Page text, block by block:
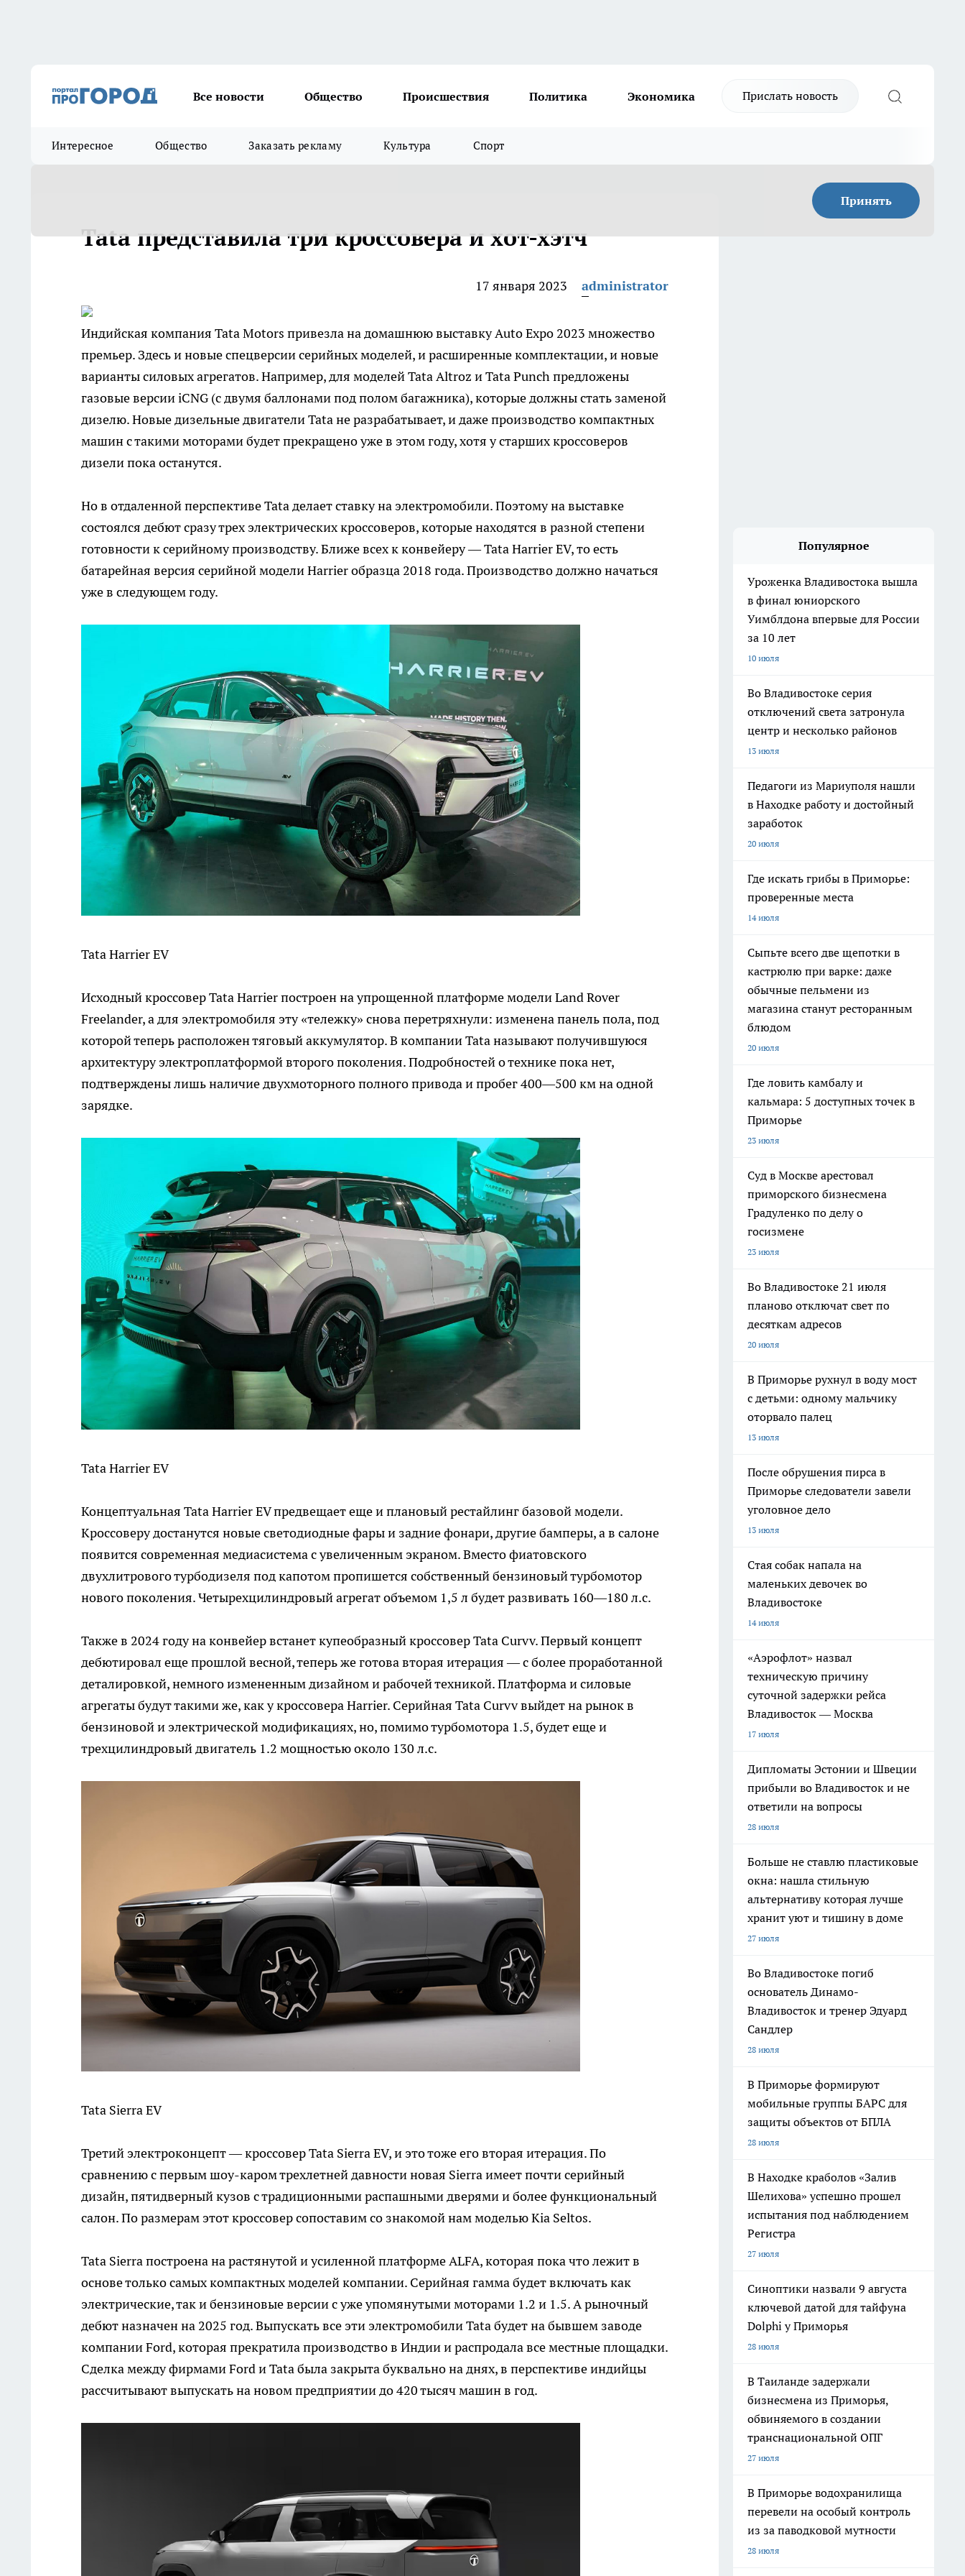
Все новости Общество Происшествия Политика Экономика Прислать новость
Интересное Общество Заказать рекламу Культура Спорт
Принять
Tata представила три кроссовера и хот-хэтч
17 января 2023 administrator
Индийская компания Tata Motors привезла на домашнюю выставку Auto Expo 2023 множество
премьер. Здесь и новые спецверсии серийных моделей, и расширенные комплектации, и новые
варианты силовых агрегатов. Например, для моделей Tata Altroz и Tata Punch предложены
газовые версии iCNG (с двумя баллонами под полом багажника), которые должны стать заменой
дизелю. Новые дизельные двигатели Tata не разрабатывает, и даже производство компактных
машин с такими моторами будет прекращено уже в этом году, хотя у старших кроссоверов
дизели пока останутся.
Но в отдаленной перспективе Tata делает ставку на электромобили. Поэтому на выставке
состоялся дебют сразу трех электрических кроссоверов, которые находятся в разной степени
готовности к серийному производству. Ближе всех к конвейеру — Tata Harrier EV, то есть
батарейная версия серийной модели Harrier образца 2018 года. Производство должно начаться
уже в следующем году.
Tata Harrier EV
Исходный кроссовер Tata Harrier построен на упрощенной платформе модели Land Rover
Freelander, а для электромобиля эту «тележку» снова перетряхнули: изменена панель пола, под
которой теперь расположен тяговый аккумулятор. В компании Tata называют получившуюся
архитектуру электроплатформой второго поколения. Подробностей о технике пока нет,
подтверждены лишь наличие двухмоторного полного привода и пробег 400—500 км на одной
зарядке.
Tata Harrier EV
Концептуальная Tata Harrier EV предвещает еще и плановый рестайлинг базовой модели.
Кроссоверу достанутся новые светодиодные фары и задние фонари, другие бамперы, а в салоне
появится современная медиасистема с увеличенным экраном. Вместо фиатовского
двухлитрового турбодизеля под капотом пропишется собственный бензиновый турбомотор
нового поколения. Четырехцилиндровый агрегат объемом 1,5 л будет развивать 160—180 л.с.
Также в 2024 году на конвейер встанет купеобразный кроссовер Tata Curvv. Первый концепт
дебютировал еще прошлой весной, теперь же готова вторая итерация — с более проработанной
деталировкой, немного измененным дизайном и рабочей техникой. Платформа и силовые
агрегаты будут такими же, как у кроссовера Harrier. Серийная Tata Curvv выйдет на рынок в
бензиновой и электрической модификациях, но, помимо турбомотора 1.5, будет еще и
трехцилиндровый двигатель 1.2 мощностью около 130 л.с.
Tata Sierra EV
Третий электроконцепт — кроссовер Tata Sierra EV, и это тоже его вторая итерация. По
сравнению с первым шоу-каром трехлетней давности новая Sierra имеет почти серийный
дизайн, пятидверный кузов с традиционными распашными дверями и более функциональный
салон. По размерам этот кроссовер сопоставим со знакомой нам моделью Kia Seltos.
Tata Sierra построена на растянутой и усиленной платформе ALFA, которая пока что лежит в
основе только самых компактных моделей компании. Серийная гамма будет включать как
электрические, так и бензиновые версии с уже упомянутыми моторами 1.2 и 1.5. А рыночный
дебют назначен на 2025 год. Выпускать все эти электромобили Tata будет на бывшем заводе
компании Ford, которая прекратила производство в Индии и распродала все местные площадки.
Сделка между фирмами Ford и Tata была закрыта буквально на днях, в перспективе индийцы
рассчитывают выпускать на новом предприятии до 420 тысяч машин в год.
Популярное
Уроженка Владивостока вышла
в финал юниорского
Уимблдона впервые для России
за 10 лет
10 июля
Во Владивостоке серия
отключений света затронула
центр и несколько районов
13 июля
Педагоги из Мариуполя нашли
в Находке работу и достойный
заработок
20 июля
Где искать грибы в Приморье:
проверенные места
14 июля
Сыпьте всего две щепотки в
кастрюлю при варке: даже
обычные пельмени из
магазина станут ресторанным
блюдом
20 июля
Где ловить камбалу и
кальмара: 5 доступных точек в
Приморье
23 июля
Суд в Москве арестовал
приморского бизнесмена
Градуленко по делу о
госизмене
23 июля
Во Владивостоке 21 июля
планово отключат свет по
десяткам адресов
20 июля
В Приморье рухнул в воду мост
с детьми: одному мальчику
оторвало палец
13 июля
После обрушения пирса в
Приморье следователи завели
уголовное дело
13 июля
Стая собак напала на
маленьких девочек во
Владивостоке
14 июля
«Аэрофлот» назвал
техническую причину
суточной задержки рейса
Владивосток — Москва
17 июля
Дипломаты Эстонии и Швеции
прибыли во Владивосток и не
ответили на вопросы
28 июля
Больше не ставлю пластиковые
окна: нашла стильную
альтернативу которая лучше
хранит уют и тишину в доме
27 июля
Во Владивостоке погиб
основатель Динамо-
Владивосток и тренер Эдуард
Сандлер
28 июля
В Приморье формируют
мобильные группы БАРС для
защиты объектов от БПЛА
28 июля
В Находке краболов «Залив
Шелихова» успешно прошел
испытания под наблюдением
Регистра
27 июля
Синоптики назвали 9 августа
ключевой датой для тайфуна
Dolphi у Приморья
28 июля
В Таиланде задержали
бизнесмена из Приморья,
обвиняемого в создании
транснациональной ОПГ
27 июля
В Приморье водохранилища
перевели на особый контроль
из за паводковой мутности
28 июля